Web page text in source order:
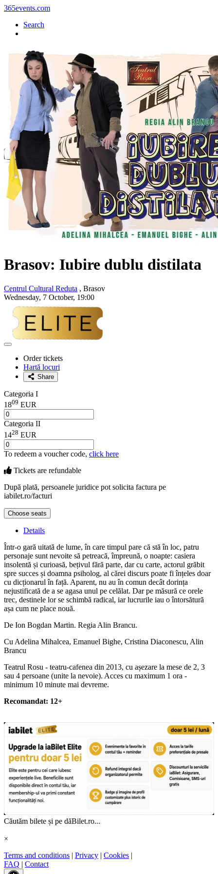
365events.com
Search
Brasov: Iubire dublu distilata
Centrul Cultural Reduta , Brasov
Wednesday, 7 October, 19:00
Adaugă
favoriteOrder tickets
Hartă locuri
Share
Categoria I
1809 EUR
Categoria II
1428 EUR
To redeem a voucher code, click here
Tickets are refundable
După plată, persoanele juridice pot solicita factura pe
iabilet.ro/facturi
Choose seats
Details
Într-o gară uitată de lume, în care timpul pare că stă în loc, patru
personaje sunt nevoite să petreacă, împreună, o noapte: casiera
insolentă și curioasă, bețivul fără parte, dar cu carte, actorul grăbit
spre succes și doamna psiholog, al cărei discurs poate fi înțeles doar
cu dicționarul în față. Aparent, nu au în comun decât dorința
nejustificată de a se agasa unul pe celălat. Dar pe măsură ce orele
trec, destinele lor se schimbă radical, iar lucrurile iau o întorsătură
așa cum ne place nouă.
De Ion Bogdan Martin. Regia Alin Brancu.
Cu Adelina Mihalcea, Emanuel Bighe, Cristina Diaconescu, Alin
Brancu
Teatrul Rosu - teatru-cafenea din 2013, cu așezare la mese de 2, 3
sau 4 persoane (unite la nevoie). Acces cu maximum 1 ora -
minimum 10 minute mai devreme.
Recomandat: 12+
Căutăm bilete și pe dăBilet.ro...
×
Terms and conditions | Privacy | Cookies |
FAQ | Contact